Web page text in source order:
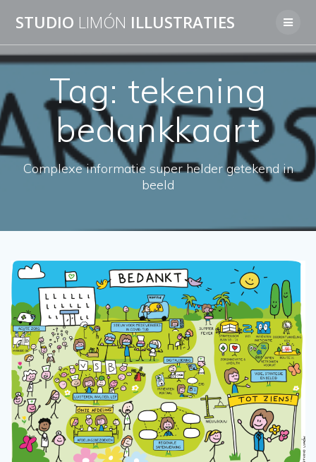
to
STUDIO LIMÓN ILLUSTRATIES
Tag: tekening
bedankkaart
Complexe informatie super helder getekend in
beeld